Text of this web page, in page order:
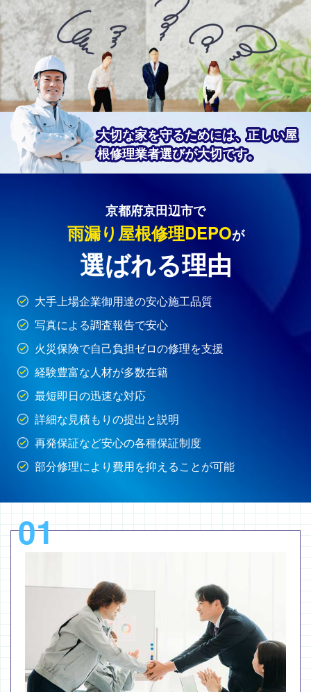
大切な家を守るためには、正しい屋
根修理業者選びが大切です。
京都府京田辺市で
雨漏り屋根修理DEPOが
選ばれる理由
大手上場企業御用達の安心施工品質
写真による調査報告で安心
火災保険で自己負担ゼロの修理を支援
経験豊富な人材が多数在籍
最短即日の迅速な対応
詳細な見積もりの提出と説明
再発保証など安心の各種保証制度
部分修理により費用を抑えることが可能
01